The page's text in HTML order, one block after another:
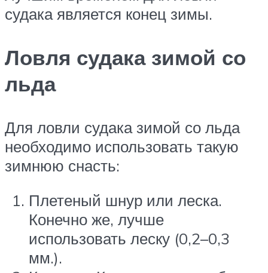
судака является конец зимы.
Ловля судака зимой со
льда
Для ловли судака зимой со льда
необходимо использовать такую
зимнюю снасть:
Плетеный шнур или леска.
Конечно же, лучше
использовать леску (0,2–0,3
мм.).